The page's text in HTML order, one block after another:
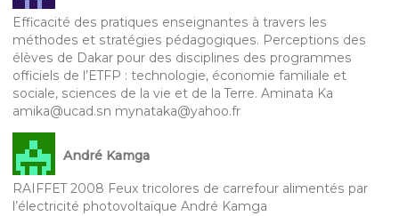
Efficacité des pratiques enseignantes à travers les
méthodes et stratégies pédagogiques. Perceptions des
élèves de Dakar pour des disciplines des programmes
officiels de l’ETFP : technologie, économie familiale et
sociale, sciences de la vie et de la Terre. Aminata Ka
amika@ucad.sn mynataka@yahoo.fr
André Kamga
RAIFFET 2008 Feux tricolores de carrefour alimentés par
l’électricité photovoltaïque André Kamga